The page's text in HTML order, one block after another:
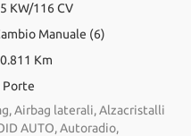
KW/116 CV
Manuale (6)
Km
Porte
Airbag laterali, Alzacristalli
AUTO, Autoradio,